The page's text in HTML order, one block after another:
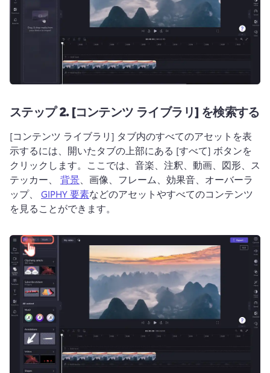
ステップ 2.[コンテンツ ライブラリ] を検索する
[コンテンツ ライブラリ] タブ内のすべてのアセットを表
示するには、開いたタブの上部にある [すべて] ボタンを
クリックします。 ここでは、音楽、注釈、動画、図形、ス
テッカー、 背景 、画像、フレーム、効果音、オーバーラ
ップ、 GIPHY 要素などのアセットやすべてのコンテンツ
を見ることができます。